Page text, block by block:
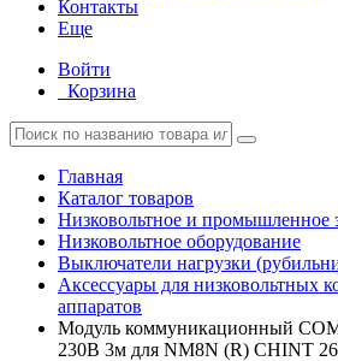
Контакты
Еще
Войти
Корзина
Главная
Каталог товаров
Низковольтное и промышленное
Низковольтное оборудование
Выключатели нагрузки
Аксессуары для низковольтных
аппаратов
Модуль коммуникационный
230В 3м для NM8N (R) CHINT